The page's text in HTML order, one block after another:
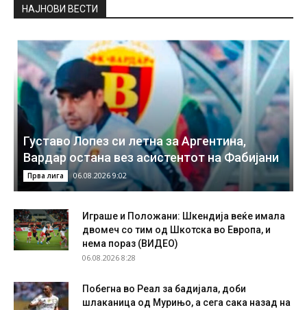
НAЈНОВИ ВЕСТИ
Густаво Лопез си летна за Аргентина,
Вардар остана вез асистентот на Фабијани
Прва лига 06.08.2026 9:02
Играше и Положани: Шкендија веќе имала
двомеч со тим од Шкотска во Европа, и
нема пораз (ВИДЕО)
06.08.2026 8:28
Побегна во Реал за бадијала, доби
шлаканица од Мурињо, а сега сака назад на